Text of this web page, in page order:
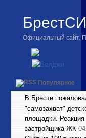
Официальный сайт.
Популярное
В Бресте
"самозахват"
площадки. Реакция
застройщика ЖК